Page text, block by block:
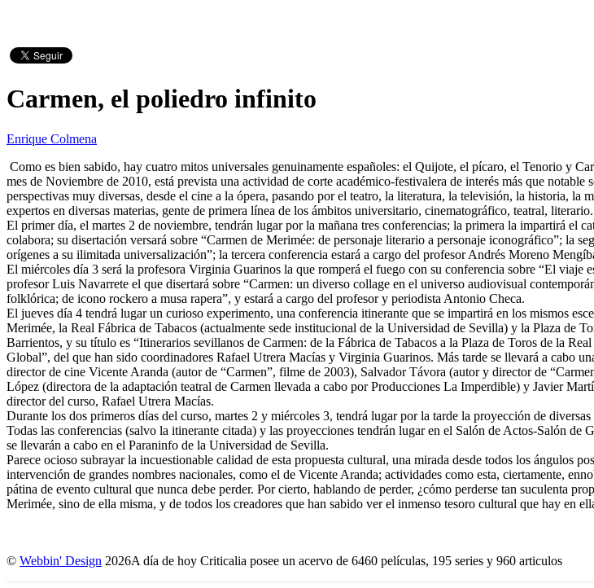
Carmen, el poliedro infinito
Enrique Colmena
Como es bien sabido, hay cuatro mitos universales genuinamente españoles: el Quijote, el pícaro, el Tenorio y
mes de Noviembre de 2010, está prevista una actividad de corte académico-festivalera de interés más que
perspectivas muy diversas, desde el cine a la ópera, pasando por el teatro, la literatura, la televisión, la historia, la
expertos en diversas materias, gente de primera línea de los ámbitos universitario, cinematográfico, teatral, literario.
El primer día, el martes 2 de noviembre, tendrán lugar por la mañana tres conferencias; la primera la impartirá
colabora; su disertación versará sobre “Carmen de Merimée: de personaje literario a personaje iconográfico”; la
orígenes a su ilimitada universalización”; la tercera conferencia estará a cargo del profesor Andrés Moreno
El miércoles día 3 será la profesora Virginia Guarinos la que romperá el fuego con su conferencia sobre “El
profesor Luis Navarrete el que disertará sobre “Carmen: un diverso collage en el universo audiovisual
folklórica; de icono rockero a musa rapera”, y estará a cargo del profesor y periodista Antonio Checa.
El jueves día 4 tendrá lugar un curioso experimento, una conferencia itinerante que se impartirá en los mismos
Merimée, la Real Fábrica de Tabacos (actualmente sede institucional de la Universidad de Sevilla) y la Plaza de
Barrientos, y su título es “Itinerarios sevillanos de Carmen: de la Fábrica de Tabacos a la Plaza de Toros de la
Global”, del que han sido coordinadores Rafael Utrera Macías y Virginia Guarinos. Más tarde se llevará a cabo
director de cine Vicente Aranda (autor de “Carmen”, filme de 2003), Salvador Távora (autor y director de
López (directora de la adaptación teatral de Carmen llevada a cabo por Producciones La Imperdible) y Javier
director del curso, Rafael Utrera Macías.
Durante los dos primeros días del curso, martes 2 y miércoles 3, tendrá lugar por la tarde la proyección de diversas
Todas las conferencias (salvo la itinerante citada) y las proyecciones tendrán lugar en el Salón de Actos-Salón
se llevarán a cabo en el Paraninfo de la Universidad de Sevilla.
Parece ocioso subrayar la incuestionable calidad de esta propuesta cultural, una mirada desde todos los ángulos
intervención de grandes nombres nacionales, como el de Vicente Aranda; actividades como esta, ciertamente,
pátina de evento cultural que nunca debe perder. Por cierto, hablando de perder, ¿cómo perderse tan suculenta
Merimée, sino de ella misma, y de todos los creadores que han sabido ver el inmenso tesoro cultural que hay en
© Webbin' Design 2026A día de hoy Criticalia posee un acervo de 6460 películas, 195 series y 960 articulos